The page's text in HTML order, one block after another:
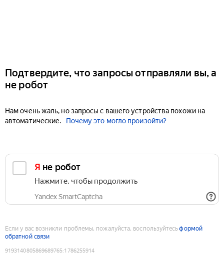
Подтвердите, что запросы отправляли вы, а
не робот
Нам очень жаль, но запросы с вашего устройства похожи на
автоматические.
Почему это могло произойти?
Я не робот
Нажмите, чтобы продолжить
Yandex SmartCaptcha
Если у вас возникли проблемы, пожалуйста, воспользуйтесьформой
обратной связи
9193140805869689765:1786255914